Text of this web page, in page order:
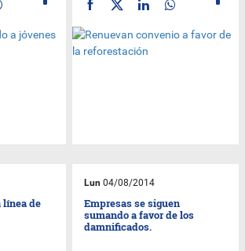
línea de
Lun 04/08/2014
Empresas se siguen
sumando a favor de los
damnificados.